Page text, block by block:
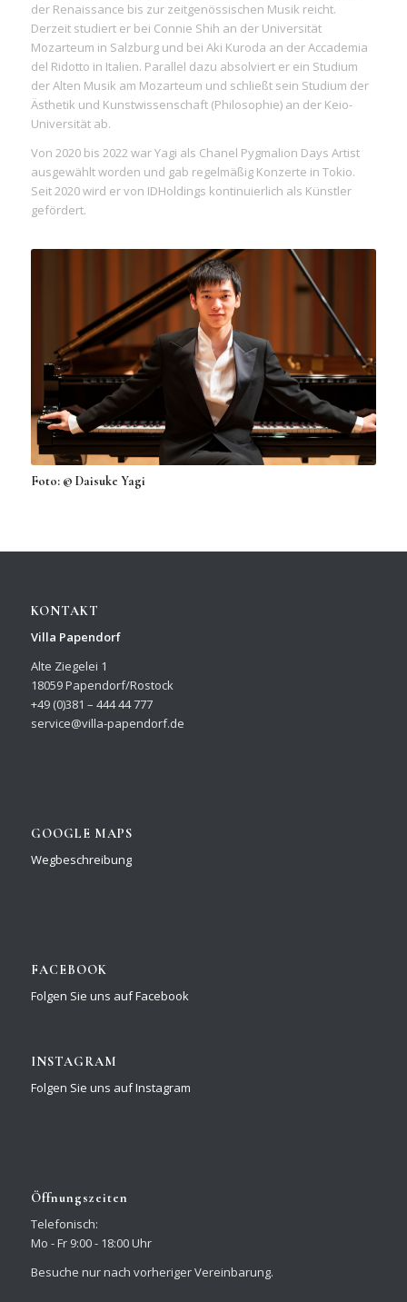
der Renaissance bis zur zeitgenössischen Musik reicht.
Derzeit studiert er bei Connie Shih an der Universität
Mozarteum in Salzburg und bei Aki Kuroda an der Accademia
del Ridotto in Italien. Parallel dazu absolviert er ein Studium
der Alten Musik am Mozarteum und schließt sein Studium der
Ästhetik und Kunstwissenschaft (Philosophie) an der Keio-
Universität ab.
Von 2020 bis 2022 war Yagi als Chanel Pygmalion Days Artist
ausgewählt worden und gab regelmäßig Konzerte in Tokio.
Seit 2020 wird er von IDHoldings kontinuierlich als Künstler
gefördert.
Foto: © Daisuke Yagi
KONTAKT
Villa Papendorf
Alte Ziegelei 1
18059 Papendorf/Rostock
+49 (0)381 – 444 44 777
service@villa-papendorf.de
GOOGLE MAPS
Wegbeschreibung
FACEBOOK
Folgen Sie uns auf Facebook
INSTAGRAM
Folgen Sie uns auf Instagram
Öffnungszeiten
Telefonisch:
Mo - Fr 9:00 - 18:00 Uhr
Besuche nur nach vorheriger Vereinbarung.